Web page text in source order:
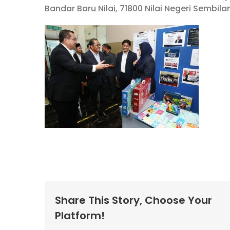
Bandar Baru Nilai, 71800 Nilai Negeri
Share This Story, Choose Your
Platform!